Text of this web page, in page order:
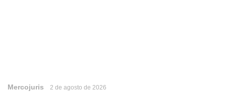
Mercojuris 2 de agosto de 2026